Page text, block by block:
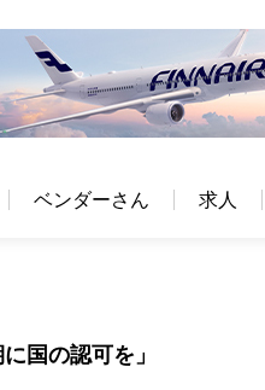
ベンダーさん 求人
国の認可を」